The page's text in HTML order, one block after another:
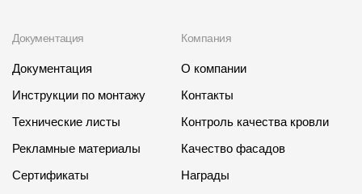
Документация
Документация
Инструкции по монтажу
Технические листы
Рекламные материалы
Сертификаты
Компания
О компании
Контакты
Контроль качества кровли
Качество фасадов
Награды